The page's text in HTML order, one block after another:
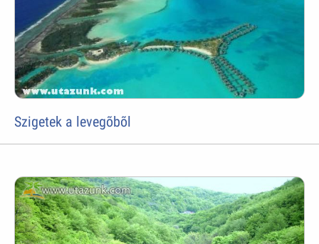
Szigetek a levegõbõl